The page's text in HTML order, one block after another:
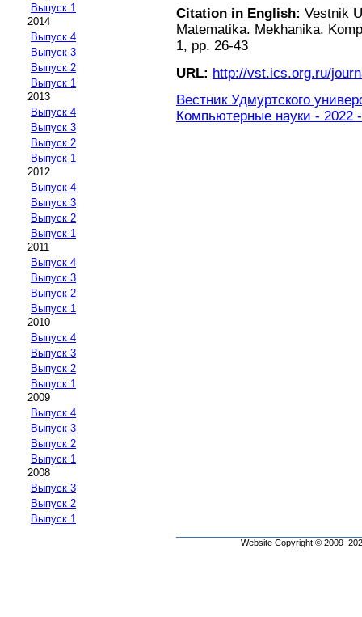
Выпуск 1
2014
Выпуск 4
Выпуск 3
Выпуск 2
Выпуск 1
2013
Выпуск 4
Выпуск 3
Выпуск 2
Выпуск 1
2012
Выпуск 4
Выпуск 3
Выпуск 2
Выпуск 1
2011
Выпуск 4
Выпуск 3
Выпуск 2
Выпуск 1
2010
Выпуск 4
Выпуск 3
Выпуск 2
Выпуск 1
2009
Выпуск 4
Выпуск 3
Выпуск 2
Выпуск 1
2008
Выпуск 3
Выпуск 2
Выпуск 1
Citation in English: Vestnik
Matematika. Mekhanika.
1, pp. 26-43
URL: http://vst.ics.org.ru/
Вестник Удмуртского
Компьютерные науки - 2022
Website Copyright ©